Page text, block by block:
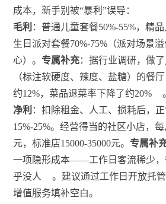
成本，新手别被“暴利”误导：
毛利 ：普通儿童套餐50%-55%，精品
生日派对套餐70%-75%（派对场景
心）。 专属补充：据行业调研，做
（标注软硬度、辣度、盐糖）的餐
约12%，菜品退菜率下降了约20%
净利 ：扣除租金、人工、损耗后，
15%-25%。经营得当的社区小店，每
元，标准店15000-35000元。 专属补
一项隐形成本——工作日客流稀少，
乎没人
。建议通过工作日开放托
增值服务填补空白。